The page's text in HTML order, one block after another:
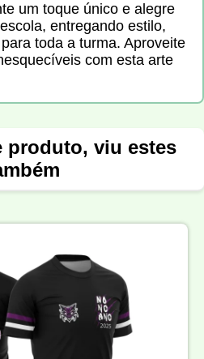
um toque único e alegre
entregando estilo,
toda a turma. Aproveite
com esta arte
produto, viu estes